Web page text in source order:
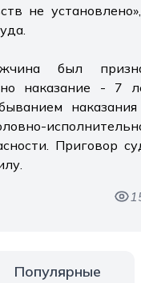
не
был
наказание - 7
Приговор
Популярные